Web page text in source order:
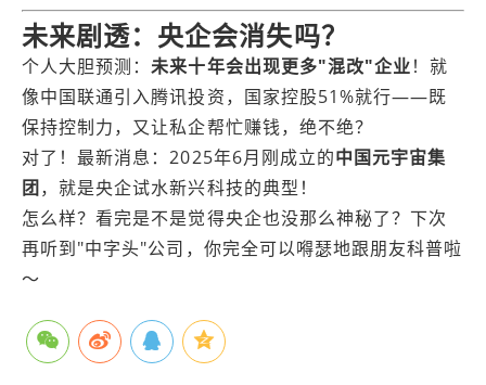
未来剧透：央企会消失吗？
个人大胆预测：未来十年会出现更多"混改"企业！就
像中国联通引入腾讯投资，国家控股51%就行——既
保持控制力，又让私企帮忙赚钱，绝不绝？
对了！最新消息：2025年6月刚成立的中国元宇宙集
团，就是央企试水新兴科技的典型！
怎么样？看完是不是觉得央企也没那么神秘了？下次
再听到"中字头"公司，你完全可以嘚瑟地跟朋友科普啦
～